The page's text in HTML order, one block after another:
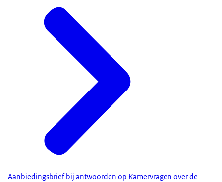
Aanbiedingsbrief bij antwoorden op Kamervragen over de